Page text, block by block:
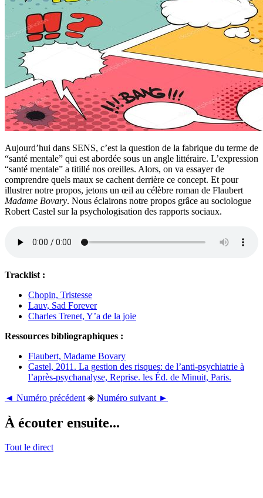
Aujourd’hui dans SENS, c’est la question de la fabrique du terme de
“santé mentale” qui est abordée sous un angle littéraire. L’expression
“santé mentale” a titillé nos oreilles. Alors, on va essayer de
comprendre quels maux se cachent derrière ce concept. Et pour
illustrer notre propos, jetons un œil au célèbre roman de Flaubert
Madame Bovary. Nous éclairons notre propos grâce au sociologue
Robert Castel sur la psychologisation des rapports sociaux.
Tracklist :
Chopin, Tristesse
Lauv, Sad Forever
Charles Trenet, Y’a de la joie
Ressources bibliographiques :
Flaubert, Madame Bovary
Castel, 2011. La gestion des risques: de l’anti-psychiatrie à
l’après-psychanalyse, Reprise. les Éd. de Minuit, Paris.
◄ Numéro précédent ◈ Numéro suivant ►
À écouter ensuite...
Tout le direct